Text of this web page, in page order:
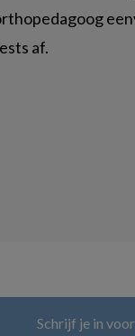
af.
© BSL
Schrijf je in